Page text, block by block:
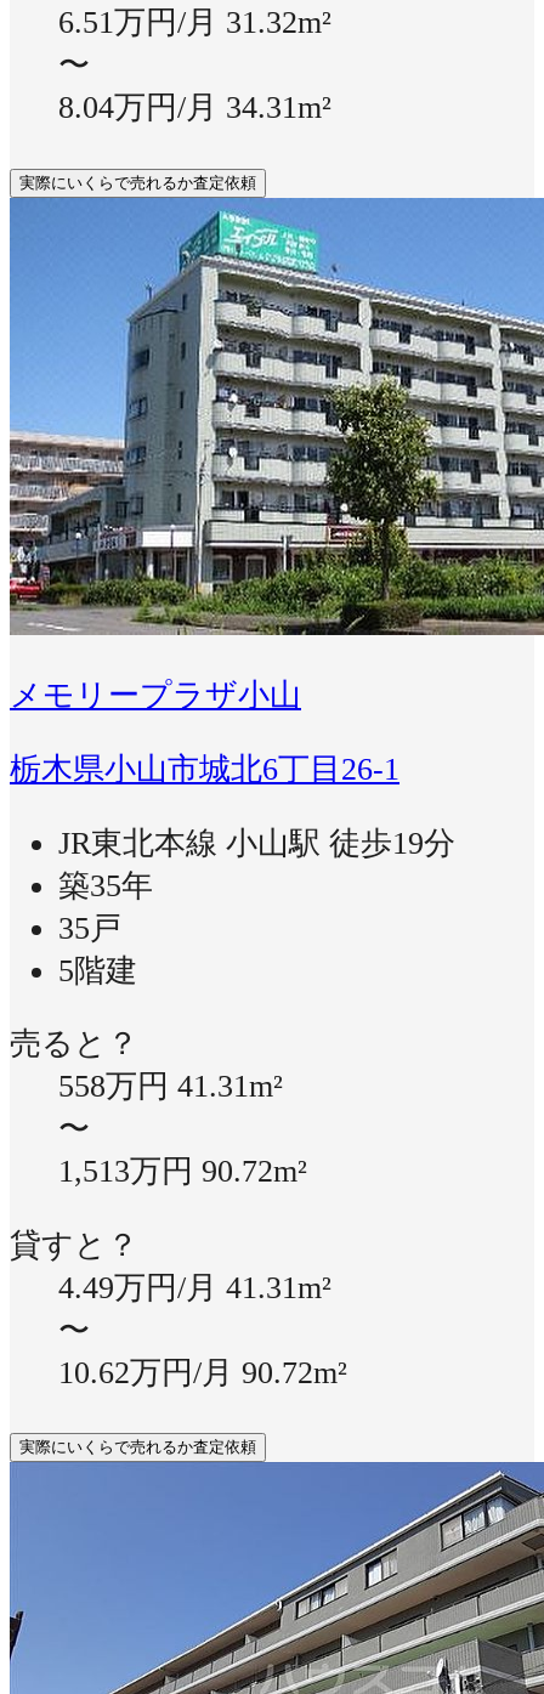
6.51万円/月 31.32m²
〜
8.04万円/月 34.31m²
実際にいくらで売れるか査定依頼
メモリープラザ小山
栃木県小山市城北6丁目26-1
JR東北本線 小山駅 徒歩19分
築35年
35戸
5階建
売ると？
558万円 41.31m²
〜
1,513万円 90.72m²
貸すと？
4.49万円/月 41.31m²
〜
10.62万円/月 90.72m²
実際にいくらで売れるか査定依頼